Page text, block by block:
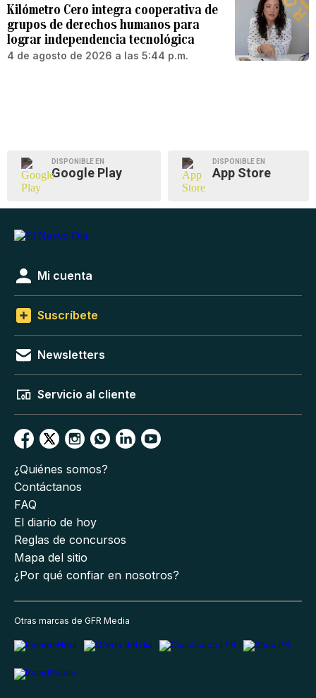
Kilómetro Cero integra cooperativa de
grupos de derechos humanos para
lograr independencia tecnológica
4 de agosto de 2026 a las 5:44 p.m.
DISPONIBLE EN
Google Play
DISPONIBLE EN
App Store
Mi cuenta
Suscríbete
Newsletters
Servicio al cliente
¿Quiénes somos?
Contáctanos
FAQ
El diario de hoy
Reglas de concursos
Mapa del sitio
¿Por qué confiar en nosotros?
Otras marcas de GFR Media